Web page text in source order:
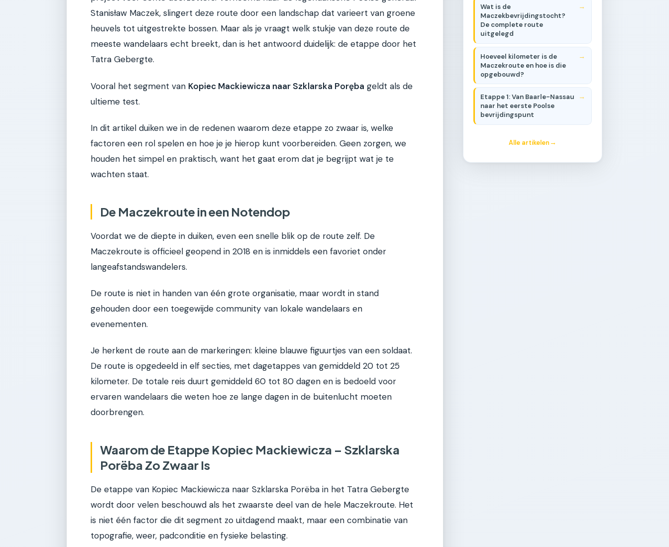
Stanisław Maczek, slingert deze route door een landschap dat varieert van groene
heuvels tot uitgestrekte bossen. Maar als je vraagt welk stukje van deze route de
meeste wandelaars echt breekt, dan is het antwoord duidelijk: de etappe door het
Tatra Gebergte.
Vooral het segment van Kopiec Mackiewicza naar Szklarska Poręba geldt als de
ultieme test.
In dit artikel duiken we in de redenen waarom deze etappe zo zwaar is, welke
factoren een rol spelen en hoe je je hierop kunt voorbereiden. Geen zorgen, we
houden het simpel en praktisch, want het gaat erom dat je begrijpt wat je te
wachten staat.
De Maczekroute in een Notendop
Voordat we de diepte in duiken, even een snelle blik op de route zelf. De
Maczekroute is officieel geopend in 2018 en is inmiddels een favoriet onder
langeafstandswandelers.
De route is niet in handen van één grote organisatie, maar wordt in stand
gehouden door een toegewijde community van lokale wandelaars en
evenementen.
Je herkent de route aan de markeringen: kleine blauwe figuurtjes van een soldaat.
De route is opgedeeld in elf secties, met dagetappes van gemiddeld 20 tot 25
kilometer. De totale reis duurt gemiddeld 60 tot 80 dagen en is bedoeld voor
ervaren wandelaars die weten hoe ze lange dagen in de buitenlucht moeten
doorbrengen.
Waarom de Etappe Kopiec Mackiewicza – Szklarska
Porëba Zo Zwaar Is
De etappe van Kopiec Mackiewicza naar Szklarska Porëba in het Tatra Gebergte
wordt door velen beschouwd als het zwaarste deel van de hele Maczekroute. Het
is niet één factor die dit segment zo uitdagend maakt, maar een combinatie van
topografie, weer, padconditie en fysieke belasting.
Wat is de
Maczekbevrijdingstocht?
De complete route
uitgelegd
Hoeveel kilometer is de
Maczekroute en hoe is die
opgebouwd?
Etappe 1: Van Baarle-Nassau
naar het eerste Poolse
bevrijdingspunt
Alle artikelen